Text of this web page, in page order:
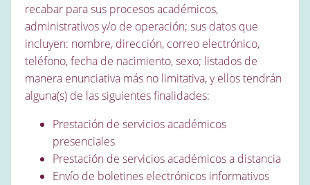
recabar para sus procesos académicos,
administrativos y/o de operación; sus datos que
incluyen: nombre, dirección, correo electrónico,
teléfono, fecha de nacimiento, sexo; listados de
manera enunciativa más no limitativa, y ellos tendrán
alguna(s) de las siguientes finalidades:
Prestación de servicios académicos
presenciales
Prestación de servicios académicos a distancia
Envío de boletines electrónicos informativos